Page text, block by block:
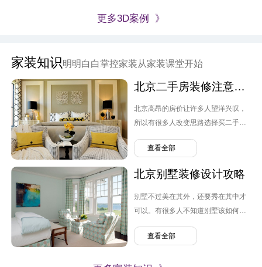
更多3D案例 》
家装知识明明白白掌控家装从家装课堂开始
北京二手房装修注意要点
北京高昂的房价让许多人望洋兴叹，
所以有很多人改变思路选择买二手
修设计可能并不是自己喜欢的风格，
二手房装修需要注意哪几点呢？
查看全部
北京别墅装修设计攻略
别墅不过美在其外，还要秀在其中才
可以。有很多人不知道别墅该如何装
修设计需要注意什么呢？有哪些问题
查看全部